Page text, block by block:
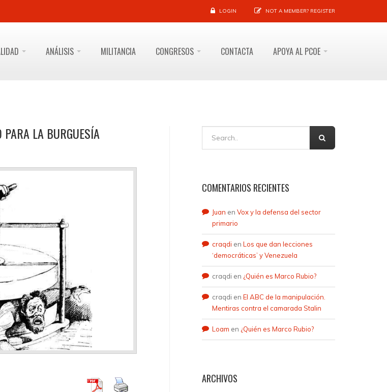
LOGIN NOT A MEMBER? REGISTER
ANÁLISIS MILITANCIA CONGRESOS CONTACTA APOYA AL PCOE
LA BURGUESÍA
COMENTARIOS RECIENTES
Juan en Vox y la defensa del sector
primario
craqdi en Los que dan lecciones
‘democráticas’ y Venezuela
craqdi en ¿Quién es Marco Rubio?
craqdi en El ABC de la manipulación.
Mentiras contra el camarada Stalin
Loam en ¿Quién es Marco Rubio?
ARCHIVOS